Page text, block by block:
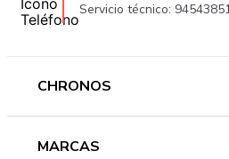
Servicio técnico:
CHRONOS
Hombre
MARCAS